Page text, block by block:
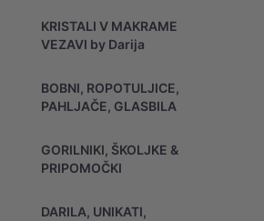
KRISTALI V MAKRAME
VEZAVI by Darija
BOBNI, ROPOTULJICE,
PAHLJAČE, GLASBILA
GORILNIKI, ŠKOLJKE &
PRIPOMOČKI
DARILA, UNIKATI,